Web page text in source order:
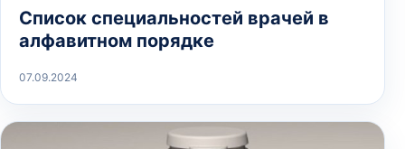
Список специальностей врачей в
алфавитном порядке
07.09.2024